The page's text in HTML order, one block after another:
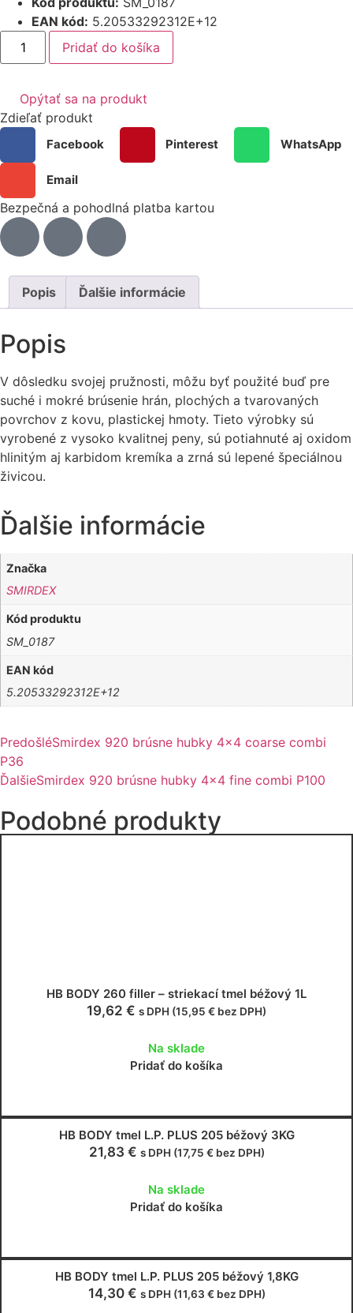
EAN kód: 5.20533292312E+12
Pridať do košíka
Opýtať sa na produkt
Zdieľať produkt
Facebook Pinterest WhatsApp
Email
Bezpečná a pohodlná platba kartou
Popis Ďalšie informácie
Popis
V dôsledku svojej pružnosti, môžu byť použité buď pre
suché i mokré brúsenie hrán, plochých a tvarovaných
povrchov z kovu, plastickej hmoty. Tieto výrobky sú
vyrobené z vysoko kvalitnej peny, sú potiahnuté aj oxidom
hlinitým aj karbidom kremíka a zrná sú lepené špeciálnou
živicou.
Ďalšie informácie
Značka
SMIRDEX
Kód produktu
SM_0187
EAN kód
5.20533292312E+12
PredošléSmirdex 920 brúsne hubky 4×4 coarse combi
P36
ĎalšieSmirdex 920 brúsne hubky 4×4 fine combi P100
Podobné produkty
HB BODY 260 filler – striekací tmel béžový 1L
19,62 € s DPH (15,95 € bez DPH)
Na sklade
Pridať do košíka
HB BODY tmel L.P. PLUS 205 béžový 3KG
21,83 € s DPH (17,75 €bez DPH)
Na sklade
Pridať do košíka
HB BODY tmel L.P. PLUS 205 béžový 1,8KG
14,30 € s DPH (11,63 €bez DPH)